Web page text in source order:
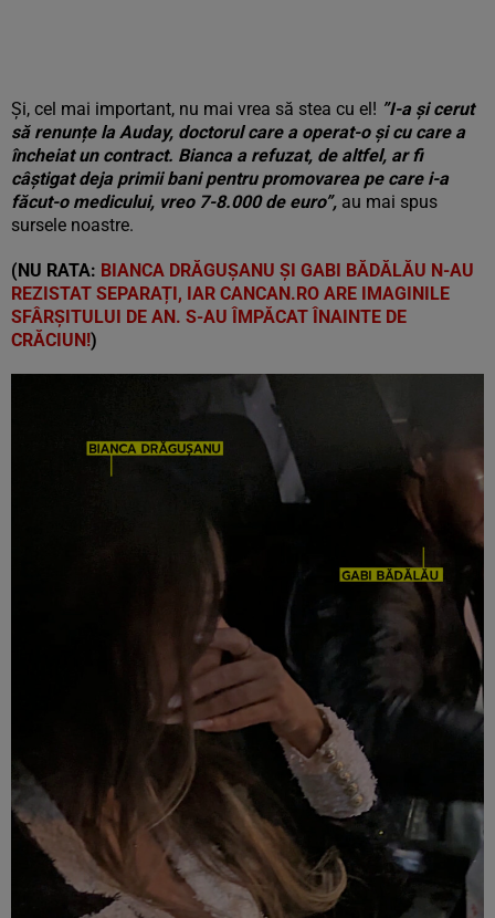
Și, cel mai important, nu mai vrea să stea cu el! ”I-a și cerut
să renunțe la Auday, doctorul care a operat-o și cu care a
încheiat un contract. Bianca a refuzat, de altfel, ar fi
câștigat deja primii bani pentru promovarea pe care i-a
făcut-o medicului, vreo 7-8.000 de euro”, au mai spus
sursele noastre.
(NU RATA: BIANCA DRĂGUȘANU ȘI GABI BĂDĂLĂU N-AU
REZISTAT SEPARAȚI, IAR CANCAN.RO ARE IMAGINILE
SFÂRȘITULUI DE AN. S-AU ÎMPĂCAT ÎNAINTE DE
CRĂCIUN!)